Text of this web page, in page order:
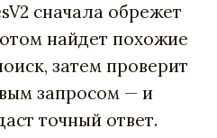
сначала обрежет
найдет похожие
затем проверит
запросом — и
точный ответ.